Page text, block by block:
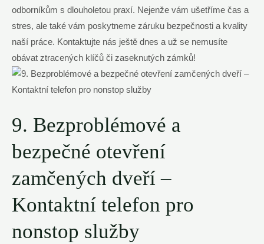
odborníkům s dlouholetou praxí. Nejenže vám ušetříme čas a
stres, ale také vám poskytneme záruku bezpečnosti a kvality
naší práce. Kontaktujte nás ještě dnes a už se nemusíte
obávat ztracených klíčů či zaseknutých zámků!
9. Bezproblémové a
bezpečné otevření
zamčených dveří –
Kontaktní telefon pro
nonstop služby